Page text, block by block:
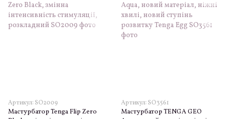
Артикул: SO2009
Мастурбатор Tenga Flip Zero
Артикул: SO3561
Мастурбатор TENGA GEO